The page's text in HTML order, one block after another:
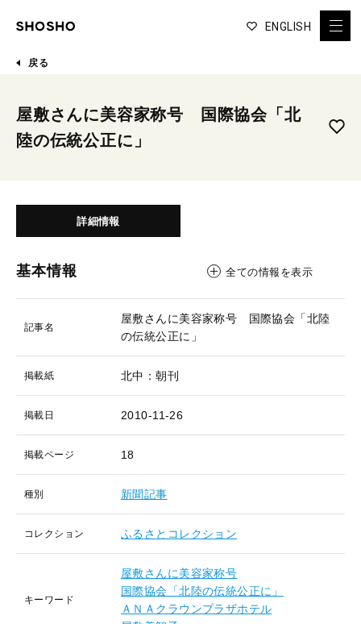
ENGLISH
戻る
屋敷さんに美容家称号 国際協会「北
陸の伝統公正に」
詳細情報
基本情報 全ての情報を表示
記事名
屋敷さんに美容家称号 国際協会「北陸
の伝統公正に」
掲載紙 北中：朝刊
掲載日 2010-11-26
掲載ページ 18
種別 新聞記事
コレクション ふるさとコレクション
キーワード
屋敷さんに美容家称号
国際協会「北陸の伝統公正に」
ＡＮＡクラウンプラザホテル